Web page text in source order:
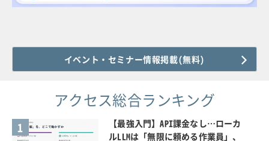
イベント・セミナー情報掲載(無料)
アクセス総合ランキング
1
【最強入門】API課金なし…ローカ
ルLLMは「無限に頼める作業員」、